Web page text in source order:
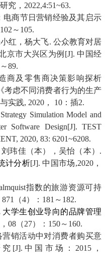
究， 2022,4:51~63.
电商节日营销经验及其启示
102 ～ 105.
红 ，杨大飞. 公众教育对居
京市大兴区为例 [J]. 中国经
～89.
商及零售商决策影响探析
考虑不同消费者行为的生产
实践, 2020 ， 10 ：插2.
Simulation Model and
Software Design[J].TEST
, 2020, 83: 6201~6208.
刘玮佳 （本） ，吴怡 （本） .
计分析[J]. 中国市场,2020，
指数的旅游资源可持
871 （4）： 181 ～ 182.
大学生创业导向的品牌管理
， 08 （27）： 150～ 160.
营销活动中对消费者购买意
[J]. 中国市场： 2015，